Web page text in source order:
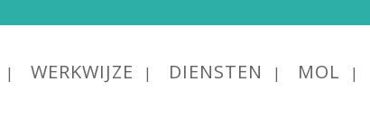
WERKWIJZE DIENSTEN MOL